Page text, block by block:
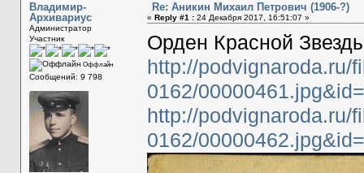
Владимир-
Архивариус
Администратор
Участник
Оффлайн
Сообщений: 9 798
Re: Аникин Михаил Петрович (1906-?)
« Reply #1 :24 Декабря 2017, 16:51:07 »
Орден Красной
http://podvignaroda.ru/
0162/
http://podvignaroda.ru/
0162/